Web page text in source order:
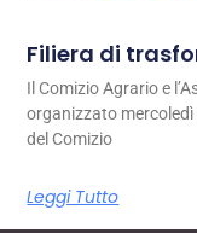
Filiera di
Il Comizio Agrario e
organizzato mercoledì
del Comizio
Leggi Tutto